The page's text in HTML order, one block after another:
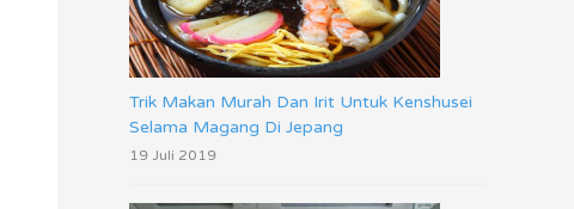
Trik Makan Murah Dan Irit Untuk Kenshusei
Selama Magang Di Jepang
19 Juli 2019